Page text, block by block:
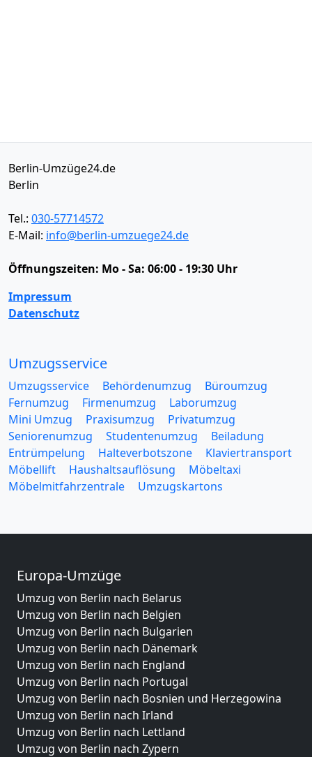
Berlin-Umzüge24.de
Berlin
Tel.: 030-57714572
E-Mail: info@berlin-umzuege24.de
Öffnungszeiten: Mo - Sa: 06:00 - 19:30 Uhr
Impressum
Datenschutz
Umzugsservice
Umzugsservice Behördenumzug
Büroumzug
Fernumzug
Firmenumzug
Laborumzug
Mini Umzug
Praxisumzug
Privatumzug
Seniorenumzug
Studentenumzug
Beiladung
Entrümpelung
Halteverbotszone
Klaviertransport
Möbellift
Haushaltsauflösung
Möbeltaxi
Möbelmitfahrzentrale
Umzugskartons
Europa-Umzüge
Umzug von Berlin nach Belarus
Umzug von Berlin nach Belgien
Umzug von Berlin nach Bulgarien
Umzug von Berlin nach Dänemark
Umzug von Berlin nach England
Umzug von Berlin nach Portugal
Umzug von Berlin nach Bosnien und Herzegowina
Umzug von Berlin nach Irland
Umzug von Berlin nach Lettland
Umzug von Berlin nach Zypern